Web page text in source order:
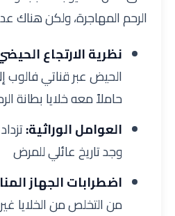
الرحم المهاجرة، ولكن هناك
نظرية الارتجاع
الحيض عبر قناتي
حاملاً معه خلايا بطانة
العوامل الوراثية:
وجد تاريخ عائلي للمرض
اضطرابات الجهاز
من التخلص من الخلايا